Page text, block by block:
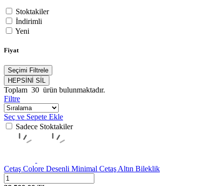
Stoktakiler
İndirimli
Yeni
Fiyat
Seçimi Filtrele
HEPSİNİ SİL
Toplam 30 ürün bulunmaktadır.
Filtre
Seç ve Sepete Ekle
Sadece Stoktakiler
Cetaş Colore Desenli Minimal Cetaş Altın Bileklik